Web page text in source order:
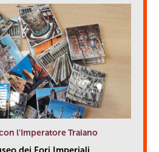
l'Imperatore Traiano